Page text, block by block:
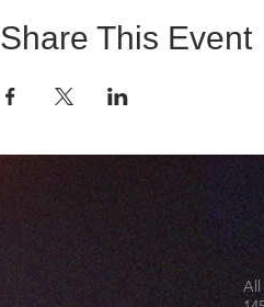
Share This Event
All